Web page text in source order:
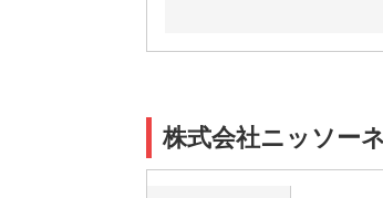
株式会社ニッソー